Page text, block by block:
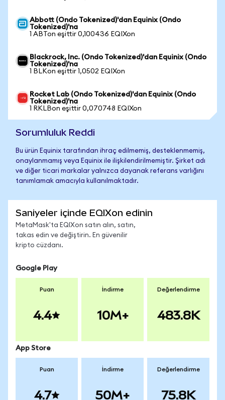
Abbott (Ondo Tokenized)'dan Equinix (Ondo
Tokenized)'na
1 ABTon eşittir 0,100436 EQIXon
Blackrock, Inc. (Ondo Tokenized)'dan Equinix (Ondo
Tokenized)'na
1 BLKon eşittir 1,0502 EQIXon
Rocket Lab (Ondo Tokenized)'dan Equinix (Ondo
Tokenized)'na
1 RKLBon eşittir 0,070748 EQIXon
Sorumluluk Reddi
Bu ürün Equinix tarafından ihraç edilmemiş, desteklenmemiş,
onaylanmamış veya Equinix ile ilişkilendirilmemiştir. Şirket adı
ve diğer ticari markalar yalnızca dayanak referans varlığını
tanımlamak amacıyla kullanılmaktadır.
Saniyeler içinde EQIXon edinin
MetaMask'ta EQIXon satın alın, satın,
takas edin ve değiştirin. En güvenilir
kripto cüzdanı.
Google Play
Puan
4.4
İndirme
10M+
Değerlendirme
483.8K
App Store
Puan
4.7
İndirme
50M+
Değerlendirme
75.8K